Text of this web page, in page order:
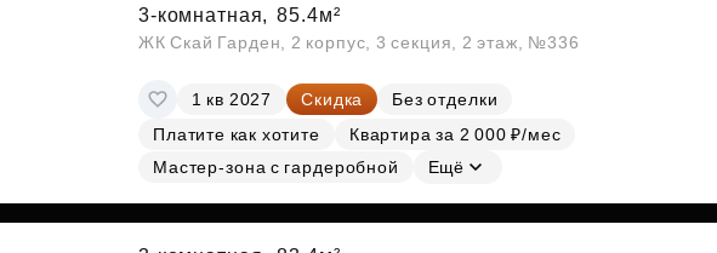
3-комнатная, 85.4м²
ЖК Скай Гарден, 2 корпус, 3 секция, 2 этаж, №336
1 кв 2027 Скидка
Без отделки
Платите как хотите
Квартира за 2 000 ₽/мес
Мастер-зона с гардеробной
Ещё